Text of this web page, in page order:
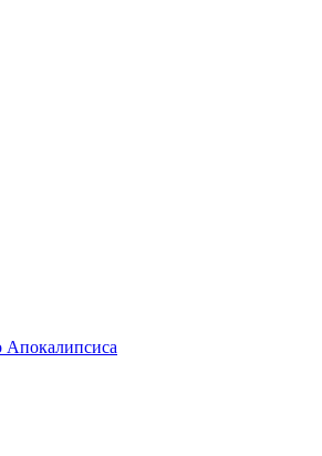
Апокалипсиса